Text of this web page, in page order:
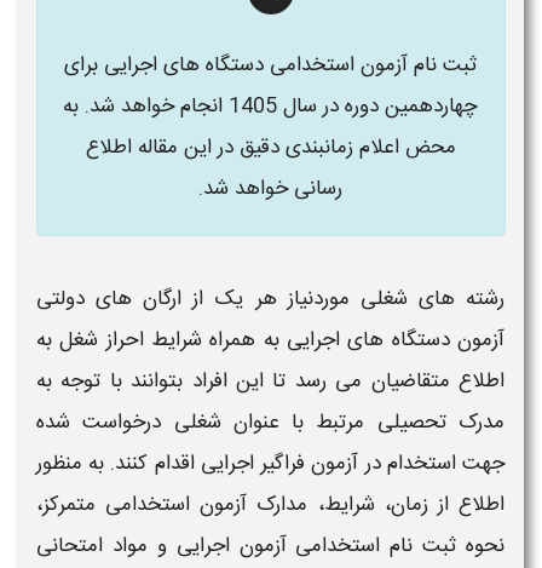
ثبت نام آزمون استخدامی دستگاه های اجرایی برای
چهاردهمین دوره در سال 1405 انجام خواهد شد. به
محض اعلام زمانبندی دقیق در این مقاله اطلاع
رسانی خواهد شد.
رشته های شغلی موردنیاز هر یک از ارگان های دولتی
آزمون دستگاه های اجرایی به همراه شرایط احراز شغل به
اطلاع متقاضیان می رسد تا این افراد بتوانند با توجه به
مدرک تحصیلی مرتبط با عنوان شغلی درخواست شده
جهت استخدام در آزمون فراگیر اجرایی اقدام کنند. به منظور
اطلاع اززمان، شرایط، مدارک آزمون استخدامی متمرکز،
نحوه ثبت نام استخدامی آزمون اجراییو مواد امتحانی